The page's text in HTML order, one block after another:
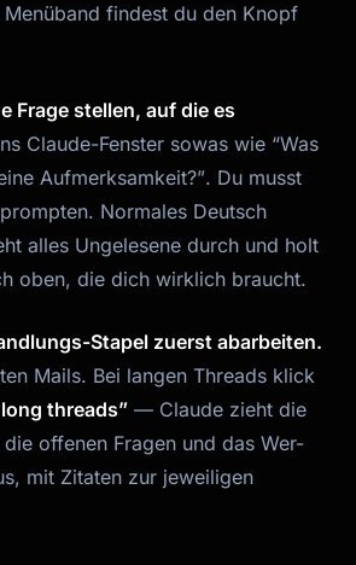
findest du den Knopf
Frage stellen, auf die es
Claude-Fenster sowas wie “Was
Aufmerksamkeit?”. Du musst
Normales Deutsch
alles Ungelesene durch und holt
oben, die dich wirklich braucht.
Stapel zuerst abarbeiten.
Mails. Bei langen Threads klick
threads” — Claude zieht die
offenen Fragen und das Wer-
mit Zitaten zur jeweiligen